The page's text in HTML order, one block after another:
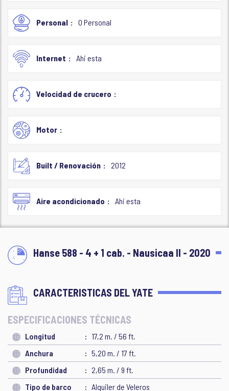
Personal 0 Personal
Internet Ahi esta
Velocidad de crucero
Motor
Built / Renovación 2012
Aire acondicionado Ahi esta
Hanse 588 - 4 + 1 cab. - Nausicaa II - 2020
CARACTERISTICAS DEL YATE
ESPECIFICACIONES TÉCNICAS
Longitud
17,2 m. / 56 ft.
Anchura
5,20 m. / 17 ft.
Profundidad
2,65 m. / 9 ft.
Tipo de barco
Alquiler de Veleros